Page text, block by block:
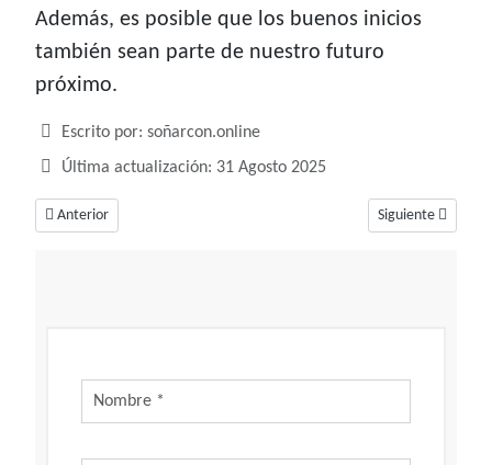
Además, es posible que los buenos inicios
también sean parte de nuestro futuro
próximo.
Detalles
Escrito por: soñarcon.online
Última actualización: 31 Agosto 2025
Artículo anterior: Soñar con pulpos ¿es algo profundo?
Anterior Artículo siguiente:
Siguiente